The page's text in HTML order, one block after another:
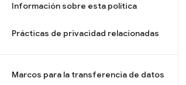
Información sobre esta política
Prácticas de privacidad relacionadas
Marcos para la transferencia de datos